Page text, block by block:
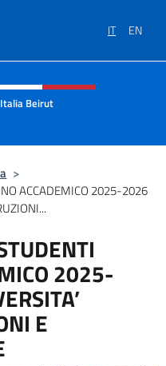
IT EN
e menù
Beirut
>
ACCADEMICO 2025-2026
2025-
E